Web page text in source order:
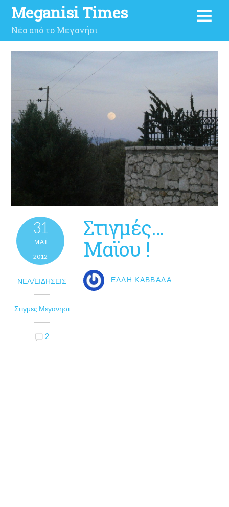
Meganisi Times
Νέα από το Μεγανήσι
31
ΜΑΪ́
2012
ΝΈΑ/ΕΙΔΉΣΕΙΣ
Στιγμες Μεγανησι
2
Στιγμές…
Μαϊου !
ΈΛΛΗ ΚΑΒΒΑΔΆ